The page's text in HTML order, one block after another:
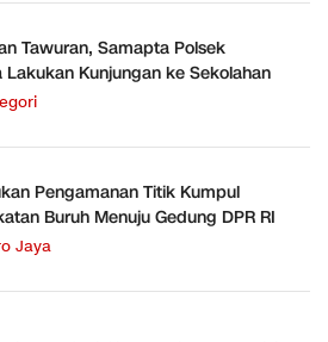
Tawuran, Samapta Polsek
Kunjungan ke Sekolahan
Pengamanan Titik Kumpul
Buruh Menuju Gedung DPR RI
Jaya